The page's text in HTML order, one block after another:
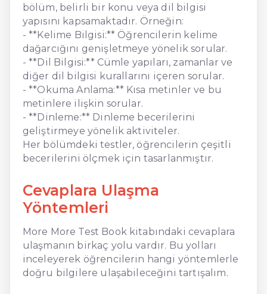
bölüm, belirli bir konu veya dil bilgisi
yapısını kapsamaktadır. Örneğin:
- **Kelime Bilgisi:** Öğrencilerin kelime
dağarcığını genişletmeye yönelik sorular.
- **Dil Bilgisi:** Cümle yapıları, zamanlar ve
diğer dil bilgisi kurallarını içeren sorular.
- **Okuma Anlama:** Kısa metinler ve bu
metinlere ilişkin sorular.
- **Dinleme:** Dinleme becerilerini
geliştirmeye yönelik aktiviteler.
Her bölümdeki testler, öğrencilerin çeşitli
becerilerini ölçmek için tasarlanmıştır.
Cevaplara Ulaşma
Yöntemleri
More More Test Book kitabındaki cevaplara
ulaşmanın birkaç yolu vardır. Bu yolları
inceleyerek öğrencilerin hangi yöntemlerle
doğru bilgilere ulaşabileceğini tartışalım.